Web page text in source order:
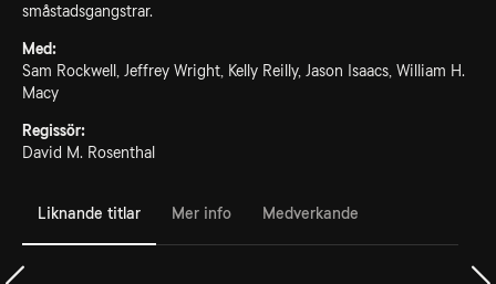
småstadsgangstrar.
Med:
Sam Rockwell, Jeffrey Wright, Kelly Reilly, Jason Isaacs, William H.
Macy
Regissör:
David M. Rosenthal
Liknande titlar Mer info Medverkande